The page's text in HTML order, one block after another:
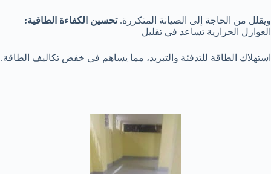
ويقلل من الحاجة إلى الصيانة المتكررة.تحسين الكفاءة الطاقية:
العوازل الحرارية تساعد في تقليل
استهلاك الطاقة للتدفئة والتبريد، مما يساهم في خفض تكاليف الطاقة.